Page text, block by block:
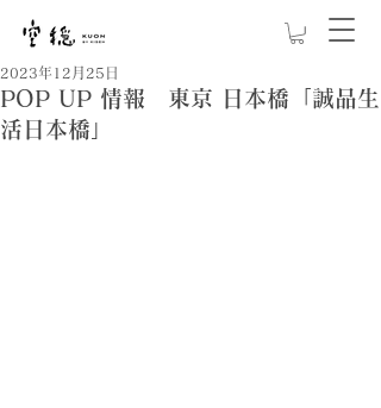
POP UP 情報 東京 日本橋「誠品生
活日本橋」
2023年12月25日